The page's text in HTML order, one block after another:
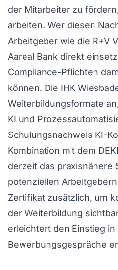
der Mitarbeiter zu
arbeiten. Wer diesen
Arbeitgeber wie die R+V
Aareal Bank direkt
Compliance-Pflichten
können. Die IHK
Weiterbildungsformate
KI und
Schulungsnachweis KI-
Kombination mit dem
derzeit das praxisnähere
potenziellen
Zertifikat zusätzlich, um
der Weiterbildung
erleichtert den Einstieg in
Bewerbungsgespräche